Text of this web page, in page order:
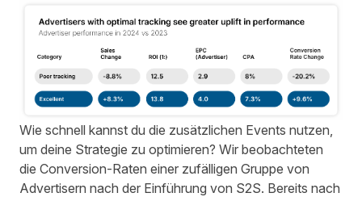
Wie schnell kannst du die zusätzlichen Events nutzen,
um deine Strategie zu optimieren? Wir beobachteten
die Conversion-Raten einer zufälligen Gruppe von
Advertisern nach der Einführung von S2S. Bereits nach